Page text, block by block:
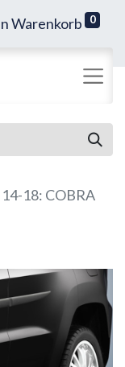
Warenkorb 0
18: COBRA